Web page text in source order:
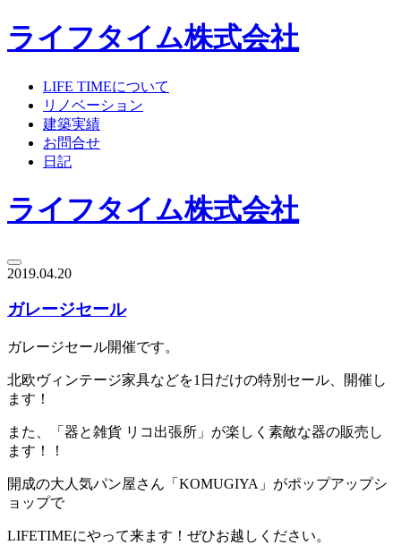
ライフタイム株式会社
LIFE TIMEについて
リノベーション
建築実績
お問合せ
日記
ライフタイム株式会社
2019.04.20
ガレージセール
ガレージセール開催です。
北欧ヴィンテージ家具などを1日だけの特別セール、開催し
ます！
また、「器と雑貨 リコ出張所」が楽しく素敵な器の販売し
ます！！
開成の大人気パン屋さん「KOMUGIYA」がポップアップシ
ョップで
LIFETIMEにやって来ます！ぜひお越しください。